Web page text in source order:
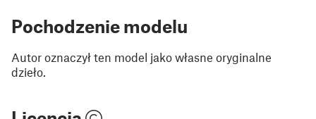
Pochodzenie modelu
Autor oznaczył ten model jako własne oryginalne
dzieło.